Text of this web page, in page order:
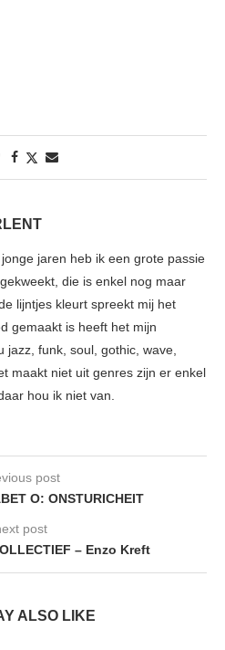
jaren heb ik een grote passie
die is enkel nog maar
lijntjes kleurt spreekt mij het
gemaakt is heeft het mijn
jazz, funk, soul, gothic, wave,
maakt niet uit genres zijn er enkel
hou ik niet van.
post
O: ONSTURICHEIT
post
– Enzo Kreft
ALSO LIKE